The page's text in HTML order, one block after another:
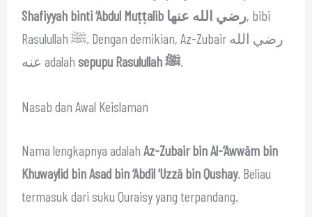
Shafiyyah binti ‘Abdul Muṭṭalib رضي الله عنها, bibi
Rasulullah ﷺ. Dengan demikian, Az-Zubair رضي الله
عنه adalah
sepupu Rasulullah ﷺ.
Nasab dan Awal Keislaman
Nama lengkapnya adalah Az-Zubair bin Al-‘Awwām bin
Khuwaylid bin Asad bin ‘Abdil ‘Uzzā bin Qushay. Beliau
termasuk dari suku Quraisy yang terpandang.